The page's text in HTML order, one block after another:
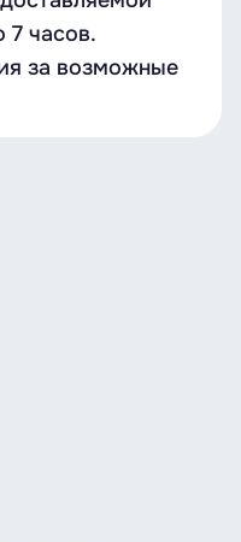
7 часов.
за возможные